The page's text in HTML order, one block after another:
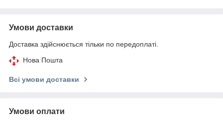
Умови доставки
Доставка здійснюється тільки по передоплаті.
Нова Пошта
Всі умови доставки
Умови оплати